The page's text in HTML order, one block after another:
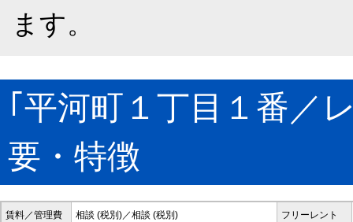
ます。
｢平河町１丁目１番／
要・特徴
賃料／管理費 相談 (税別)／相談 (税別) フリーレント